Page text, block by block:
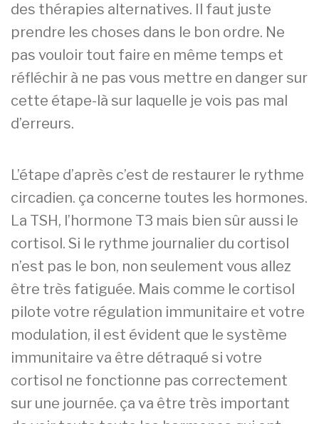
des thérapies alternatives. Il faut juste
prendre les choses dans le bon ordre. Ne
pas vouloir tout faire en même temps et
réfléchir à ne pas vous mettre en danger sur
cette étape-là sur laquelle je vois pas mal
d’erreurs.
L’étape d’après c’est de restaurer le rythme
circadien. ça concerne toutes les hormones.
La TSH, l’hormone T3 mais bien sûr aussi le
cortisol. Si le rythme journalier du cortisol
n’est pas le bon, non seulement vous allez
être très fatiguée. Mais comme le cortisol
pilote votre régulation immunitaire et votre
modulation, il est évident que le système
immunitaire va être détraqué si votre
cortisol ne fonctionne pas correctement
sur une journée. ça va être très important